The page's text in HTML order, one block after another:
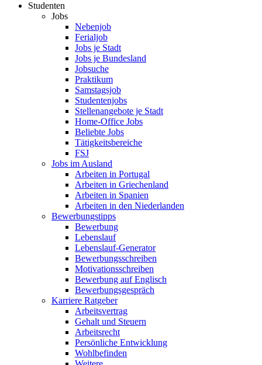
Studenten
Jobs
Nebenjob
Ferialjob
Jobs je Stadt
Jobs je Bundesland
Jobsuche
Praktikum
Samstagsjob
Studentenjobs
Stellenangebote je Stadt
Home-Office Jobs
Beliebte Jobs
Tätigkeitsbereiche
FSJ
Jobs im Ausland
Arbeiten in Portugal
Arbeiten in Griechenland
Arbeiten in Spanien
Arbeiten in den Niederlanden
Bewerbungstipps
Bewerbung
Lebenslauf
Lebenslauf-Generator
Bewerbungsschreiben
Motivationsschreiben
Bewerbung auf Englisch
Bewerbungsgespräch
Karriere Ratgeber
Arbeitsvertrag
Gehalt und Steuern
Arbeitsrecht
Persönliche Entwicklung
Wohlbefinden